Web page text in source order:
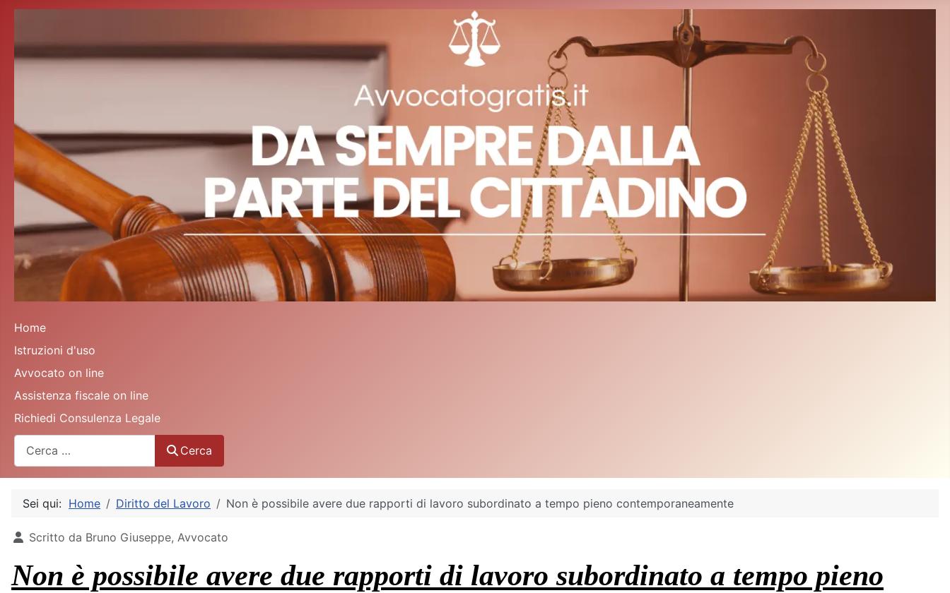
Home
Istruzioni d'uso
Avvocato on line
Assistenza fiscale on line
Richiedi Consulenza Legale
Cerca
Sei qui: Home Diritto del Lavoro Non è possibile avere due rapporti di lavoro subordinato a tempo pieno contemporaneamente
Dettagli
Scritto da Bruno Giuseppe, Avvocato
Non è possibile avere due rapporti di lavoro subordinato a tempo pieno